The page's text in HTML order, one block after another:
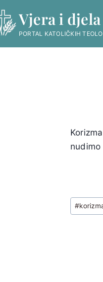
Vjera i djela
PORTAL KATOLIČKIH
Post
Tags:
#